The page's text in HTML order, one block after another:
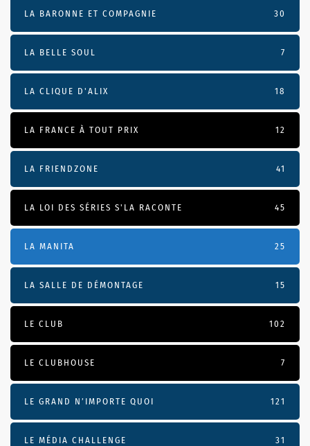
LA BARONNE ET COMPAGNIE 30
LA BELLE SOUL 7
LA CLIQUE D'ALIX 18
LA FRANCE À TOUT PRIX 12
LA FRIENDZONE 41
LA LOI DES SÉRIES S'LA RACONTE 45
LA MANITA 25
LA SALLE DE DÉMONTAGE 15
LE CLUB 102
LE CLUBHOUSE 7
LE GRAND N’IMPORTE QUOI 121
LE MÉDIA CHALLENGE 31